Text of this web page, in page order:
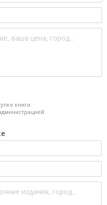
книги.